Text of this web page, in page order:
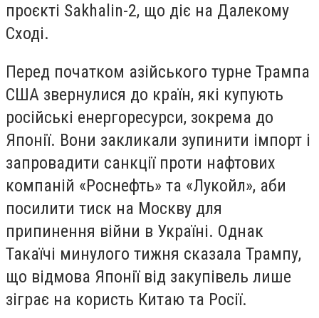
проєкті Sakhalin-2, що діє на Далекому
Сході.
Перед початком азійського турне Трампа
США звернулися до країн, які купують
російські енергоресурси, зокрема до
Японії. Вони закликали зупинити імпорт і
запровадити санкції проти нафтових
компаній «Роснефть» та «Лукойл», аби
посилити тиск на Москву для
припинення війни в Україні. Однак
Такаїчі минулого тижня сказала Трампу,
що відмова Японії від закупівель лише
зіграє на користь Китаю та Росії.